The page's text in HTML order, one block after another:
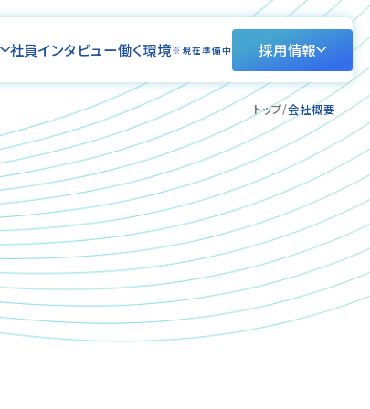
社員インタビュー働く環境※現在準備中 採用情報
トップ 会社概要